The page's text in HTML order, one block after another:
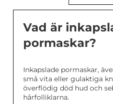
Vad är
pormaskar?
Inkapslade pormaskar,
små vita eller gulaktiga
överflödig död hud och
hårfolliklarna.